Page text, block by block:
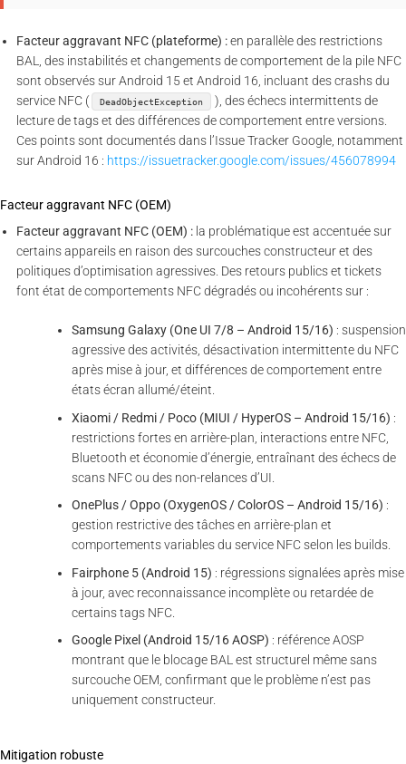
Facteur aggravant NFC (plateforme) :en parallèle des restrictions
BAL, des instabilités et changements de comportement de la pile NFC
sont observés sur Android 15 et Android 16, incluant des crashs du
service NFC (
DeadObjectException
), des échecs intermittents de
lecture de tags et des différences de comportement entre versions.
Ces points sont documentés dans l’Issue Tracker Google, notamment
sur Android 16 : https://issuetracker.google.com/issues/456078994
Facteur aggravant NFC (OEM)
Facteur aggravant NFC (OEM) : la problématique est accentuée sur
certains appareils en raison des surcouches constructeur et des
politiques d’optimisation agressives. Des retours publics et tickets
font état de comportements NFC dégradés ou incohérents sur :
Samsung Galaxy (One UI 7/8 – Android 15/16) : suspension
agressive des activités, désactivation intermittente du NFC
après mise à jour, et différences de comportement entre
états écran allumé/éteint.
Xiaomi / Redmi / Poco (MIUI / HyperOS – Android 15/16) :
restrictions fortes en arrière-plan, interactions entre NFC,
Bluetooth et économie d’énergie, entraînant des échecs de
scans NFC ou des non-relances d’UI.
OnePlus / Oppo (OxygenOS / ColorOS – Android 15/16) :
gestion restrictive des tâches en arrière-plan et
comportements variables du service NFC selon les builds.
Fairphone 5 (Android 15) : régressions signalées après mise
à jour, avec reconnaissance incomplète ou retardée de
certains tags NFC.
Google Pixel (Android 15/16 AOSP) : référence AOSP
montrant que le blocage BAL est structurel même sans
surcouche OEM, confirmant que le problème n’est pas
uniquement constructeur.
Mitigation robuste